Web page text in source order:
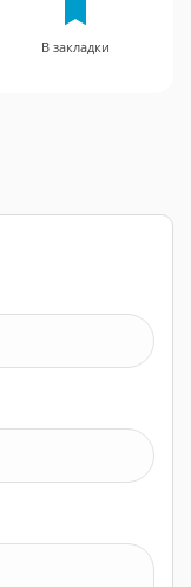
В закладки